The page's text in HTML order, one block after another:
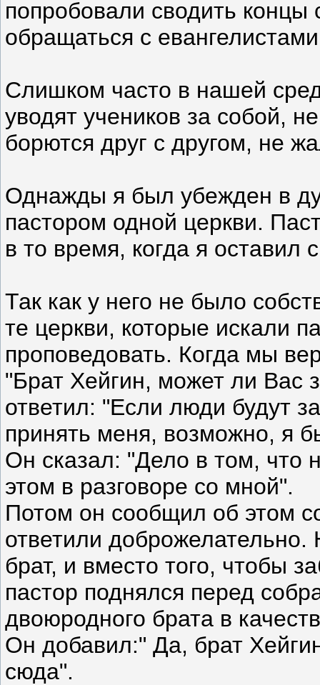
попробовали сводить концы
обращаться с
Слишком часто в нашей
уводят учеников за собой,
борются друг с другом, не
Однажды я был убежден в
пастором одной церкви.
в то время, когда я оставил
Так как у него не было
те церкви, которые искали
проповедовать. Когда мы
"Брат Хейгин, может ли Вас
ответил: "Если люди будут
принять меня, возможно, я
Он сказал: "Дело в том, что
этом в разговоре со мной".
Потом он сообщил об этом
ответили
брат, и вместо того, чтобы
пастор поднялся перед
двоюродного брата в
Он добавил:" Да, брат
сюда".